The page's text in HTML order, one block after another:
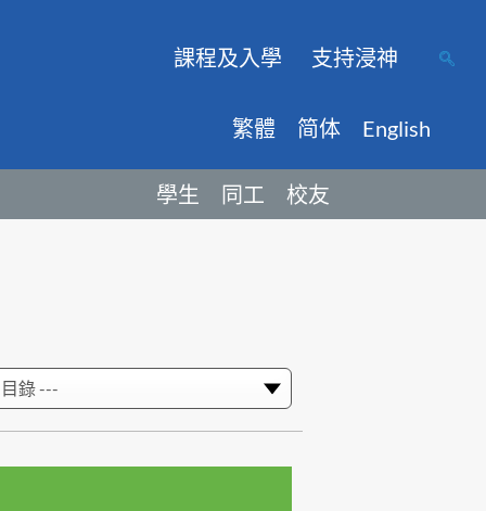
課程及入學 支持浸神
繁體 简体 English
學生 同工 校友